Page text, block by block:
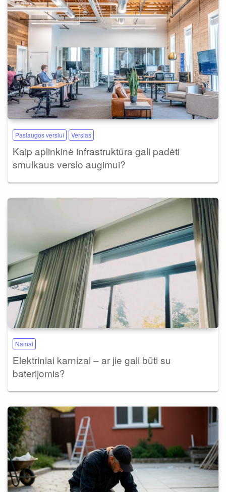
Paslaugos verslui Verslas
Kaip aplinkinė infrastruktūra gali padėti
smulkaus verslo augimui?
Namai
Elektriniai karnizai – ar jie gali būti su
baterijomis?